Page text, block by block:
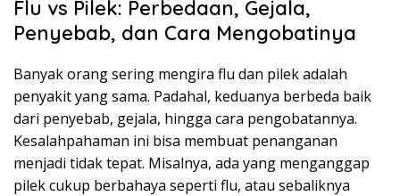
Flu vs Pilek: Perbedaan, Gejala,
Penyebab, dan Cara Mengobatinya
Banyak orang sering mengira flu dan pilek adalah
penyakit yang sama. Padahal, keduanya berbeda baik
dari penyebab, gejala, hingga cara pengobatannya.
Kesalahpahaman ini bisa membuat penanganan
menjadi tidak tepat. Misalnya, ada yang menganggap
pilek cukup berbahaya seperti flu, atau sebaliknya